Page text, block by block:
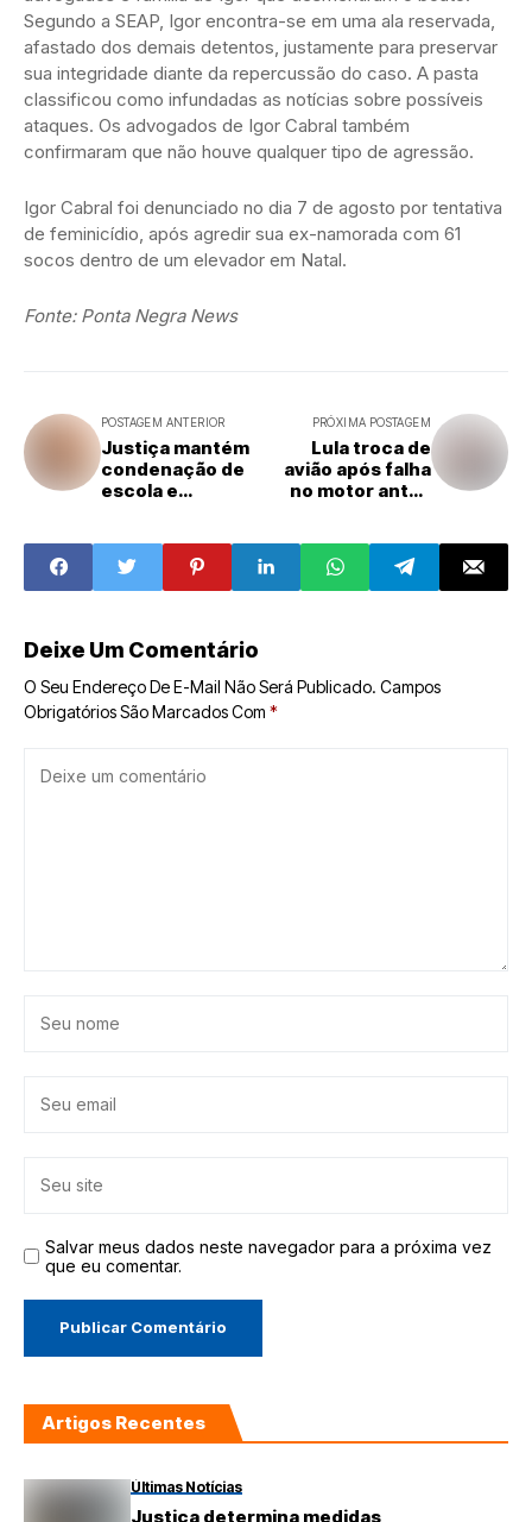
Segundo a SEAP, Igor encontra-se em uma ala reservada,
afastado dos demais detentos, justamente para preservar
sua integridade diante da repercussão do caso. A pasta
classificou como infundadas as notícias sobre possíveis
ataques. Os advogados de Igor Cabral também
confirmaram que não houve qualquer tipo de agressão.
Igor Cabral foi denunciado no dia 7 de agosto por tentativa
de feminicídio, após agredir sua ex-namorada com 61
socos dentro de um elevador em Natal.
Fonte: Ponta Negra News
POSTAGEM ANTERIOR
Justiça mantém
condenação de
escola e
anos a limpar o
próprio vômito
PRÓXIMA POSTAGEM
Lula troca de
avião após falha
no motor antes
Deixe Um Comentário
O Seu Endereço De E-Mail Não Será Publicado. Campos
Obrigatórios São Marcados Com *
Salvar meus dados neste navegador para a próxima vez
que eu comentar.
Artigos Recentes
Últimas Notícias
Justiça determina medidas